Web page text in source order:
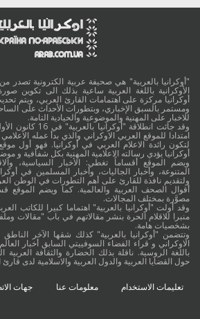
"أوكرانيا بالعربية" هي صحيفة عربية الكترونية تصدر من
الأوكرانية باللغة العربية ساعية بذلك الى تكوين
أوكرانيا مركزة على اهتمامات القارئ العربي، ويتم
ومستمر بالسبق الإخباري، وبتطورات الأحداث على
للاخبار على المهنية والموضوعية والحيادية التامة.
لتكون رائدة الاعلام العربي في أوكرانيا. فهو أول
أوكرانيا يؤدي رسالته الاعلامية المهنية بكل شفافية و
ويضم الموقع أقساماً تغطي: الأخبار السياسية،
المتنوعة، وأخبار الجاليات، وأخبار المسلمين في
ولتقديم نافذة للقارئ على أهم التطورات في الوطن
أقوال الصحف العربية والعالمية. كما ويضم الموقع
مصوَّرة بمختلف المجالات.
وقد أولت "أوكرانيا بالعربية" اهتماما كبيرا للكاتب
منبرا للاقلام الحرة بنشر مقالاتهم في باب "مقالات
بشخصيات هامة.
وتتضمن "أوكرانيا بالعربية" كذلك شقها الآخر الناطق
الاوكراني و قراء الفضاء السوفييتي السابق أخبار
باللغة الروسية. ناقلة بذلك الحضارة والثقافة
حول القضايا العربية والدول العربية والاسلامية لدى
تعليمات الاستخدام معلومات عنا جهات